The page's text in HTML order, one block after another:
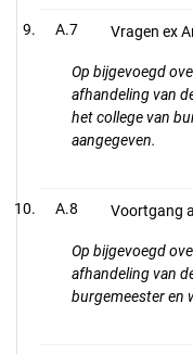
A.7 Vragen ex
Op bijgevoegd
afhandeling van
het college van
aangegeven.
A.8 Voortgang
Op bijgevoegd
afhandeling van
burgemeester en